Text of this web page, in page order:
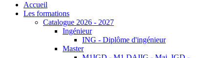
Accueil
Les formations
Catalogue 2026 - 2027
Ingénieur
ING - Diplôme d'ingénieur
Master